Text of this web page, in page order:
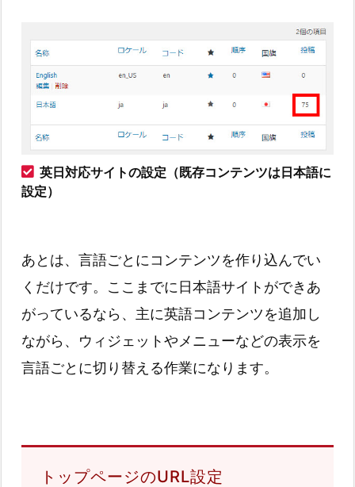
英日対応サイトの設定（既存コンテンツは日本語に
設定）
あとは、言語ごとにコンテンツを作り込んでい
くだけです。ここまでに日本語サイトができあ
がっているなら、主に英語コンテンツを追加し
ながら、ウィジェットやメニューなどの表示を
言語ごとに切り替える作業になります。
トップページのURL設定